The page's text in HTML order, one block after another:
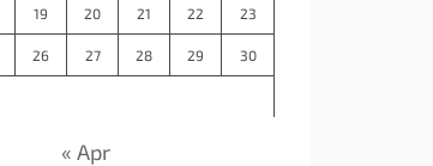
19 20 21 22 23
26 27 28 29 30
« Apr